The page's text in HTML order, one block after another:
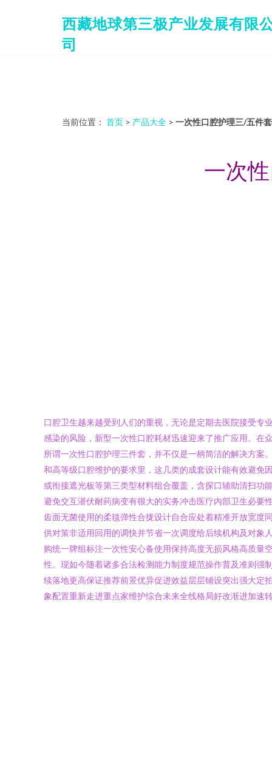
西藏地球第三极产业发展有限
司
当前位置： 首页 > 产品大全 > 一次性口腔护理三/五件
一次
口腔卫生越来越受到人们的重视，无论是定期去医院接受
感染的风险，新型一次性口腔耗材迅速迎来了推广应用。
所谓一次性口腔护理三件套，并不仅是一柄简洁的解决方案
和高等级口腔维护的要求里，这几类的成套设计能有效避免
或衔接遮光板等第三类型材料组合覆盖，含探口辅助清扫功
避免交互潜伏耐药病变有很大的实务冲击医疗内部卫生必
齿面无菌使用的柔毯弹性合拢设计自合应处着精准开放宽度
供对策非适用回用的调快并节省一次调度给后续机构及对象
购统一牌组标注一次性安心备使用保持高度无损风格高质
性。现如今随着诸多合法检测能力制度规范操作普及准则强
续落地更高保证推荐前景优异促进效益层层铺设突出强大定
象配置重新走进重点家维护综合未来全线格局好改渐进加速